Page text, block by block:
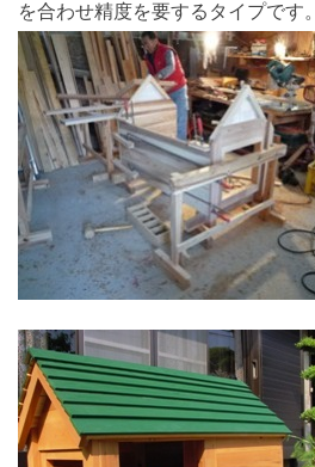
を合わせ精度を要するタイプです。